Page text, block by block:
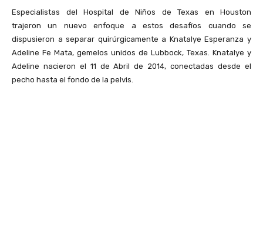
Especialistas del Hospital de Niños de Texas en Houston
trajeron un nuevo enfoque a estos desafíos cuando se
dispusieron a separar quirúrgicamente a Knatalye Esperanza y
Adeline Fe Mata, gemelos unidos de Lubbock, Texas. Knatalye y
Adeline nacieron el 11 de Abril de 2014, conectadas desde el
pecho hasta el fondo de la pelvis.